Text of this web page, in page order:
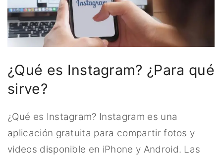
¿Qué es Instagram? ¿Para qué
sirve?
¿Qué es Instagram? Instagram es una
aplicación gratuita para compartir fotos y
videos disponible en iPhone y Android. Las